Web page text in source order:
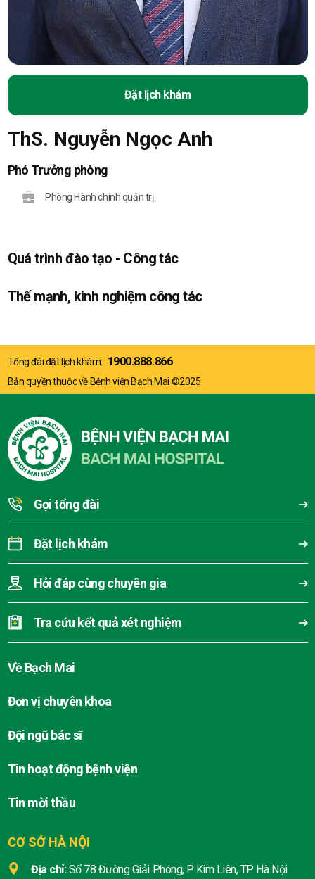
Đặt lịch khám
ThS. Nguyễn Ngọc Anh
Phó Trưởng phòng
Phòng Hành chính quản trị
Quá trình đào tạo - Công tác
Thế mạnh, kinh nghiệm công tác
Tổng đài đặt lịch khám: 1900.888.866
Bản quyền thuộc về Bệnh viện Bạch Mai ©2025
CƠ SỞ HÀ NỘI
Địa chỉ: Số 78 Đường Giải Phóng, P. Kim Liên, TP Hà Nội
Gọi tổng đài
Đặt lịch khám
Hỏi đáp cùng chuyên gia
Tra cứu kết quả xét nghiệm
Về Bạch Mai
Đơn vị chuyên khoa
Đội ngũ bác sĩ
Tin hoạt động bệnh viện
Tin mời thầu